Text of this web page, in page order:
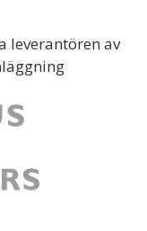
leverantören av